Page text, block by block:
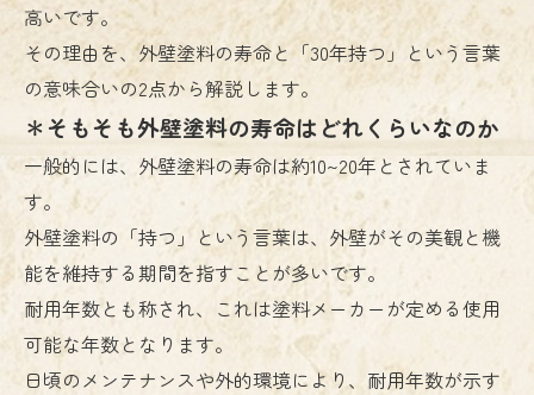
高いです。
その理由を、外壁塗料の寿命と「30年持つ」という言葉
の意味合いの2点から解説します。
＊そもそも外壁塗料の寿命はどれくらいなのか
一般的には、外壁塗料の寿命は約10~20年とされていま
す。
外壁塗料の「持つ」という言葉は、外壁がその美観と機
能を維持する期間を指すことが多いです。
耐用年数とも称され、これは塗料メーカーが定める使用
可能な年数となります。
日頃のメンテナンスや外的環境により、耐用年数が示す